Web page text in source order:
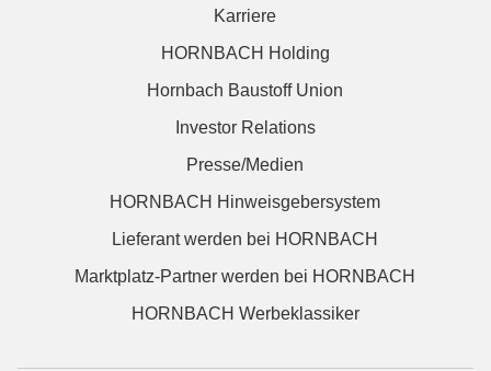
Karriere
HORNBACH Holding
Hornbach Baustoff Union
Investor Relations
Presse/Medien
HORNBACH Hinweisgebersystem
Lieferant werden bei HORNBACH
Marktplatz-Partner werden bei HORNBACH
HORNBACH Werbeklassiker